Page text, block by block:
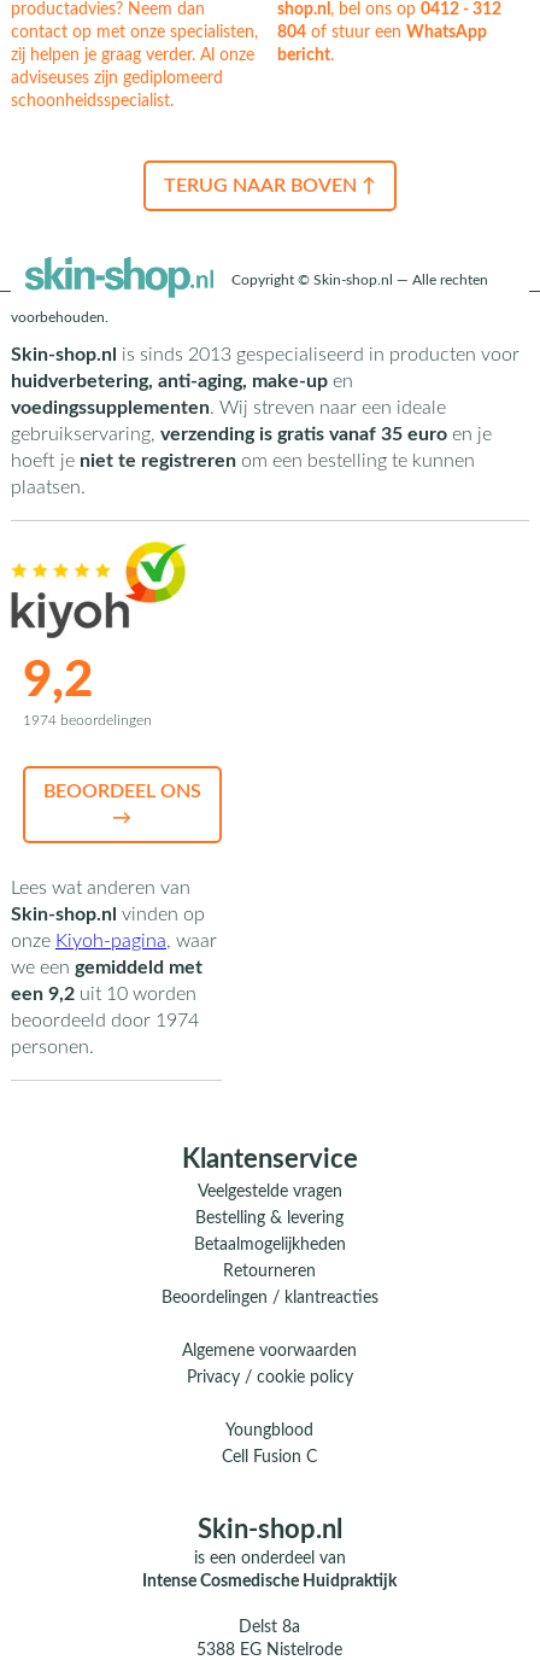
productadvies? Neem dan
contact op met onze specialisten,
zij helpen je graag verder. Al onze
adviseuses zijn gediplomeerd
schoonheidsspecialist.
shop.nl, bel ons op0412 - 312
804 of stuur eenWhatsApp
bericht.
TERUG NAAR BOVEN ↑
Copyright © Skin-shop.nl — Alle rechten
voorbehouden.
Skin-shop.nl is sinds 2013 gespecialiseerd in producten voor
huidverbetering, anti-aging, make-upen
voedingssupplementen. Wij streven naar een ideale
gebruikservaring, verzending is gratis vanaf 35 euroen je
hoeft je niet te registrerenom een bestelling te kunnen
plaatsen.
9,2
1974 beoordelingen
BEOORDEEL ONS
→
Lees wat anderen van
Skin-shop.nl vinden op
onze Kiyoh-pagina, waar
we een gemiddeld met
een 9,2uit 10worden
beoordeeld door 1974
personen.
Klantenservice
Veelgestelde vragen
Bestelling & levering
Betaalmogelijkheden
Retourneren
Beoordelingen / klantreacties
Algemene voorwaarden
Privacy / cookie policy
Youngblood
Cell Fusion C
Skin-shop.nl
is een onderdeel van
Intense Cosmedische Huidpraktijk
Delst 8a
5388 EG Nistelrode